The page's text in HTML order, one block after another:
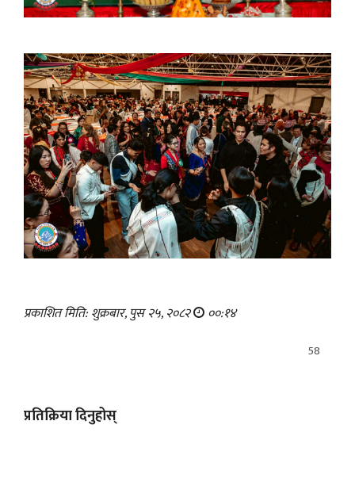
प्रकाशित मिति: शुक्रबार, पुस २५, २०८२ ००:१४
58
प्रतिक्रिया दिनुहोस्